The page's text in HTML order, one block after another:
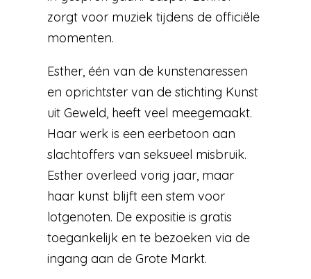
zorgt voor muziek tijdens de officiële
momenten.
Esther, één van de kunstenaressen
en oprichtster van de stichting Kunst
uit Geweld, heeft veel meegemaakt.
Haar werk is een eerbetoon aan
slachtoffers van seksueel misbruik.
Esther overleed vorig jaar, maar
haar kunst blijft een stem voor
lotgenoten. De expositie is gratis
toegankelijk en te bezoeken via de
ingang aan de Grote Markt.